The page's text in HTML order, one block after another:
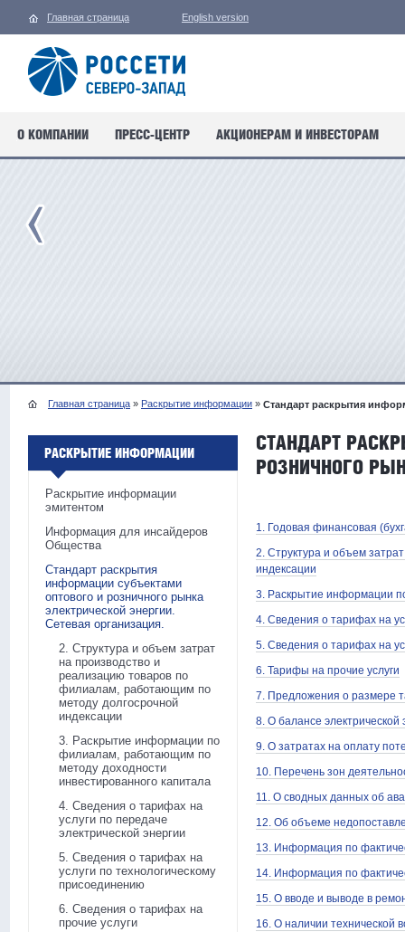
Главная страница English version
О КОМПАНИИ ПРЕСС-ЦЕНТР АКЦИОНЕРАМ И ИНВЕСТОРАМ
Главная страница » Раскрытие информации » Стандарт раскрытия
РАСКРЫТИЕ ИНФОРМАЦИИ
Раскрытие информации
эмитентом
Информация для инсайдеров
Общества
Стандарт раскрытия
информации субъектами
оптового и розничного рынка
электрической энергии.
Сетевая организация.
2. Структура и объем затрат
на производство и
реализацию товаров по
филиалам, работающим по
методу долгосрочной
индексации
3. Раскрытие информации по
филиалам, работающим по
методу доходности
инвестированного капитала
4. Сведения о тарифах на
услуги по передаче
электрической энергии
5. Сведения о тарифах на
услуги по технологическому
присоединению
6. Сведения о тарифах на
прочие услуги
СТАНДАРТ
РОЗНИЧНОГО
1. Годовая финансовая
2. Структура и объем
индексации
3. Раскрытие информации
4. Сведения о тарифах на
5. Сведения о тарифах на
6. Тарифы на прочие услуги
7. Предложения о размере
8. О балансе
9. О затратах на оплату
10. Перечень зон
11. О сводных данных об
12. Об объеме
13. Информация по
14. Информация по
15. О вводе и выводе в
16. О наличии технической